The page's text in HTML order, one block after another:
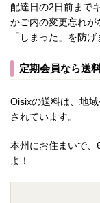
配達日の2日前まで
かご内の変更忘れが
「しまった」を防げ
定期会員なら送
Oisixの送料は、地
されています。
本州にお住まいで
よ！